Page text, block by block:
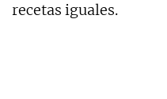
recetas iguales.